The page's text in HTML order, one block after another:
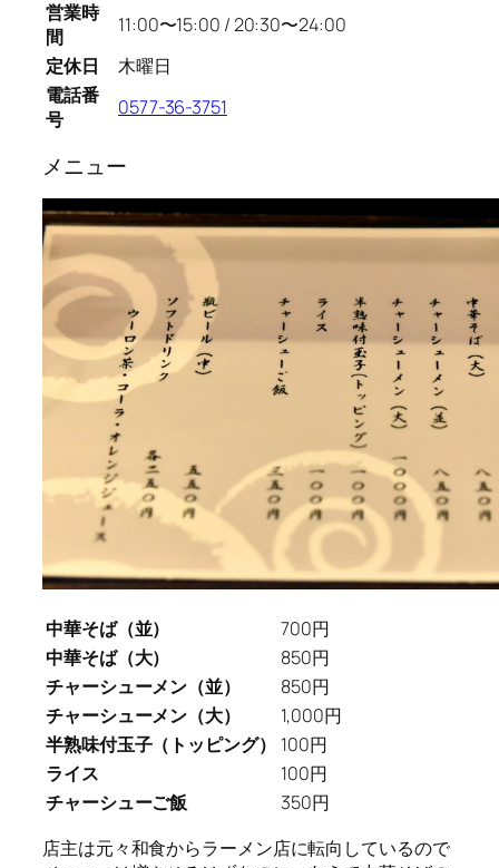
営業時
間
11:00〜15:00 / 20:30〜24:00
定休日
木曜日
電話番
号
0577-36-3751
メニュー
中華そば（並）
700円
中華そば（大）
850円
チャーシューメン（並）
850円
チャーシューメン（大）
1,000円
半熟味付玉子（トッピング）
100円
ライス
100円
チャーシューご飯
350円
店主は元々和食からラーメン店に転向しているので